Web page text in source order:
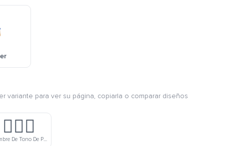
variante para ver su página, copiarla o comparar diseños
🧍🏿‍♂️
Hombre De Tono De Piel Moreno De Pie